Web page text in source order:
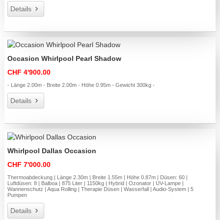
Details
Occasion Whirlpool Pearl Shadow
CHF 4'900.00
- Länge 2.00m - Breite 2.00m - Höhe 0.95m - Gewicht 300kg -
Details
Whirlpool Dallas Occasion
CHF 7'000.00
Thermoabdeckung | Länge 2.30m | Breite 1.55m | Höhe 0.87m | Düsen: 60 |
Luftdüsen: 8 | Balboa | 875 Liter | 1150kg | Hybrid | Ozonator | UV-Lampe |
Wannenschutz | Aqua Rolling | Therapie Düsen | Wasserfall | Audio-System | 5
Pumpen
Details